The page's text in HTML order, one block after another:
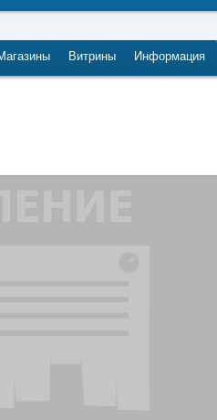
Витрины Информация